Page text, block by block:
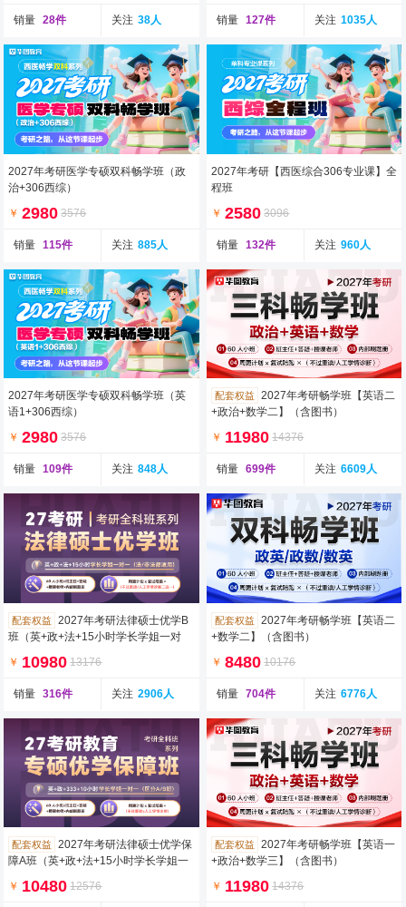
销量 28件 关注 38人 销量 127件 关注 1035人
2027年考研医学专硕双科畅学班（政
治+306西综）
￥ 2980 3576
销量 115件 关注 885人
2027年考研【西医综合306专业课】全
程班
￥ 2580 3096
销量 132件 关注 960人
2027年考研医学专硕双科畅学班（英
语1+306西综）
￥ 2980 3576
销量 109件 关注 848人
配套权益
2027年考研畅学班【英语二
+政治+数学二】（含图书）
￥ 11980 14376
销量 699件 关注 6609人
配套权益
2027年考研法律硕士优学B
班（英+政+法+15小时学长学姐一对
￥ 10980 13176
销量 316件 关注 2906人
配套权益
2027年考研畅学班【英语二
+数学二】（含图书）
￥ 8480 10176
销量 704件 关注 6776人
配套权益
2027年考研法律硕士优学保
障A班（英+政+法+15小时学长学姐一
￥ 10480 12576
配套权益
2027年考研畅学班【英语一
+政治+数学三】（含图书）
￥ 11980 14376